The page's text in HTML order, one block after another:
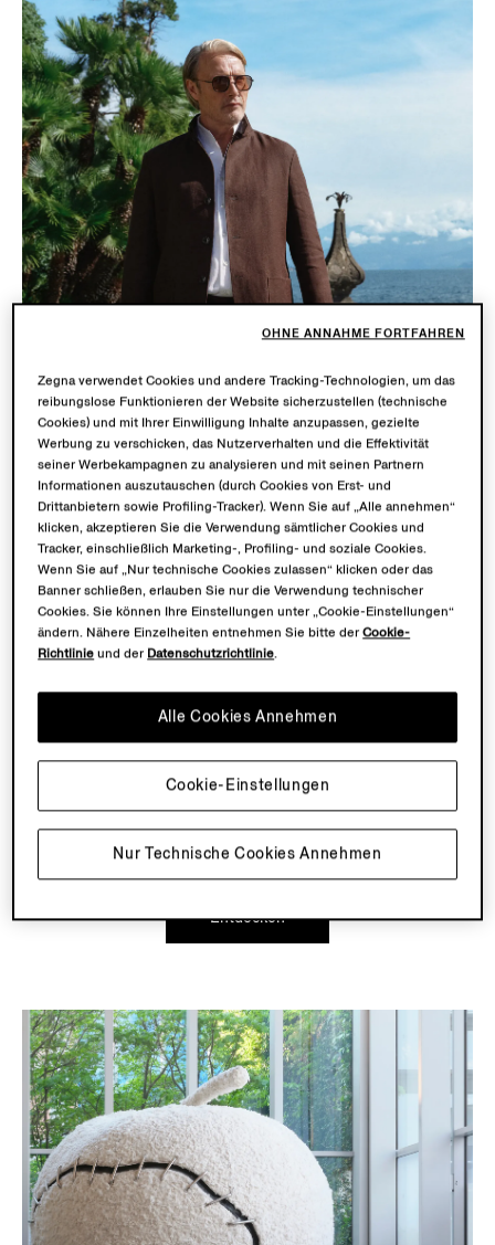
OASI LINO
Elegante Sommer-Styles für Herren, neu interpretiert
aus Leinen, in erdigen Corteccia Oasi und
naturbelassenen Bianco Oasi Tönen, inspiriert von den
italienischen Alpen. Hergestellt aus feinstem
europäischem Flachs und in unserem Lanificio gewebt.
Entdecken
Zegna verwendet Cookies und andere Tracking-Technologien, um das
reibungslose Funktionieren der Website sicherzustellen (technische
Cookies) und mit Ihrer Einwilligung Inhalte anzupassen, gezielte
Werbung zu verschicken, das Nutzerverhalten und die Effektivität
seiner Werbekampagnen zu analysieren und mit seinen Partnern
Informationen auszutauschen (durch Cookies von Erst- und
Drittanbietern sowie Profiling-Tracker). Wenn Sie auf „Alle annehmen“
klicken, akzeptieren Sie die Verwendung sämtlicher Cookies und
Tracker, einschließlich Marketing-, Profiling- und soziale Cookies.
Wenn Sie auf „Nur technische Cookies zulassen“ klicken oder das
Banner schließen, erlauben Sie nur die Verwendung technischer
Cookies. Sie können Ihre Einstellungen unter „Cookie-Einstellungen“
ändern. Nähere Einzelheiten entnehmen Sie bitte derCookie-
Richtlinie und der Datenschutzrichtlinie.
Nur Technische Cookies Annehmen
Alle Cookies Annehmen
Cookie-Einstellungen
OHNE ANNAHME FORTFAHREN